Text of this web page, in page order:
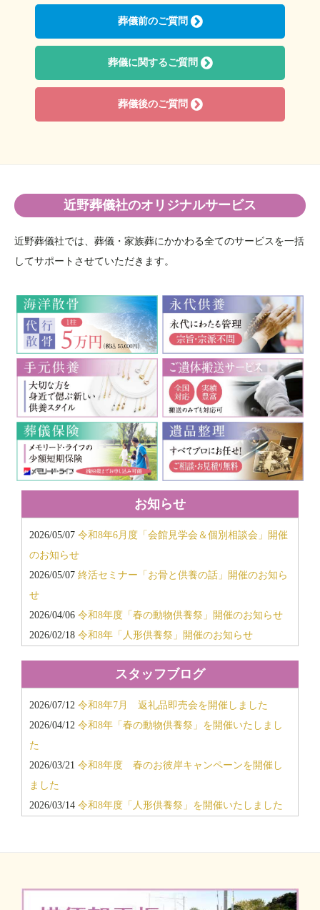
2019年11月
2019年8月
2019年6月
2019年2月
2018年12月
2018年11月
2018年9月
2018年7月
2018年6月
2018年5月
2018年3月
2018年2月
2017年11月
2017年10月
2017年9月
2017年8月
2017年6月
2016年12月
2016年11月
2016年6月
2015年12月
2015年11月
2015年6月
2014年12月
2014年6月
2013年11月
2013年10月
葬儀前のご質問
葬儀に関するご質問
葬儀後のご質問
近野葬儀社のオリジナルサービス
近野葬儀社では、葬儀・家族葬にかかわる全てのサービスを一括
してサポートさせていただきます。
お知らせ
2026/05/07 令和8年6月度「会館見学会＆個別相談会」開催
のお知らせ
2026/05/07 終活セミナー「お骨と供養の話」開催のお知ら
せ
2026/04/06 令和8年度「春の動物供養祭」開催のお知らせ
2026/02/18 令和8年「人形供養祭」開催のお知らせ
談会開催のお知らせ
スタッフブログ
2026/07/12 令和8年7月 返礼品即売会を開催しました
2026/04/12 令和8年「春の動物供養祭」を開催いたしまし
た
2026/03/21 令和8年度 春のお彼岸キャンペーンを開催し
ました
2026/03/14 令和8年度「人形供養祭」を開催いたしました
ました